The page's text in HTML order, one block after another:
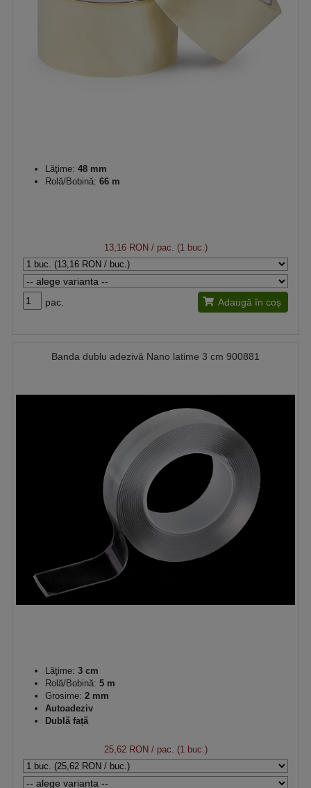
Lăţime: 48 mm
Rolă/Bobină: 66 m
13,16 RON / pac. (1 buc.)
pac. Adaugă în coș
Banda dublu adezivă Nano latime 3 cm 900881
Lăţime: 3 cm
Rolă/Bobină: 5 m
Grosime: 2 mm
Autoadeziv
Dublă față
25,62 RON/ pac. (1 buc.)